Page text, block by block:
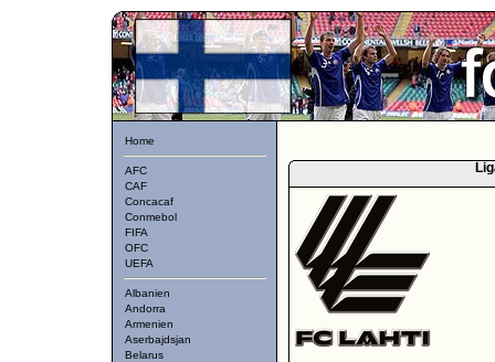
Home
AFC
CAF
Concacaf
Conmebol
FIFA
OFC
UEFA
Albanien
Andorra
Armenien
Aserbajdsjan
Belarus